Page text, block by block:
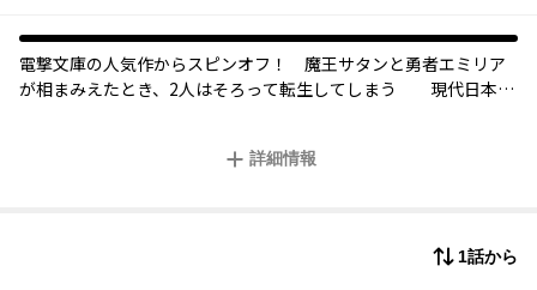
電撃文庫の人気作からスピンオフ！ 魔王サタンと勇者エミリア
が相まみえたとき、2人はそろって転生してしまう ―― 現代日本
詳細情報
1話から